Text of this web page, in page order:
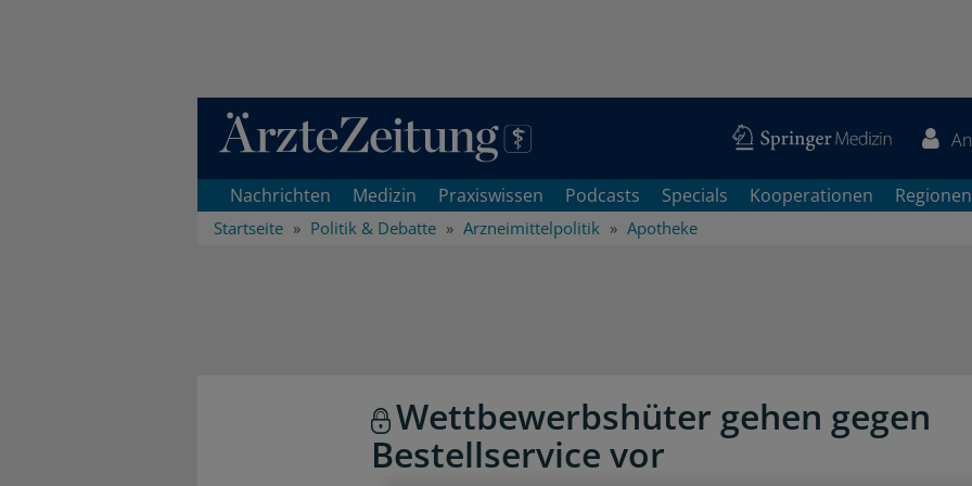
Direkt zum Inhaltsbereich
Nachrichten Medizin Praxiswissen Podcasts Specials Kooperationen Regionen
Startseite Politik & Debatte Arzneimittelpolitik Apotheke
Wettbewerbshüter gehen gegen
Bestellservice vor